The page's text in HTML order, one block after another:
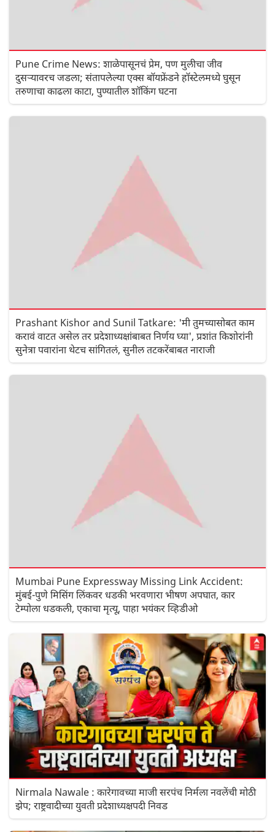
Pune Crime News: शाळेपासूनचं प्रेम, पण मुलीचा जीव
दुसऱ्यावरच जडला; संतापलेल्या एक्स बॉयफ्रेंडने हॉस्टेलमध्ये घुसून
तरुणाचा काढला काटा, पुण्यातील शॉकिंग घटना
Prashant Kishor and Sunil Tatkare: 'मी तुमच्यासोबत काम
करावं वाटत असेल तर प्रदेशाध्यक्षांबाबत निर्णय घ्या', प्रशांत किशोरांनी
सुनेत्रा पवारांना थेटच सांगितलं, सुनील तटकरेंबाबत नाराजी
Mumbai Pune Expressway Missing Link Accident:
मुंबई-पुणे मिसिंग लिंकवर धडकी भरवणारा भीषण अपघात, कार
टेम्पोला धडकली, एकाचा मृत्यू, पाहा भयंकर व्हिडीओ
Nirmala Nawale : कारेगावच्या माजी सरपंच निर्मला नवलेंची मोठी
झेप; राष्ट्रवादीच्या युवती प्रदेशाध्यक्षपदी निवड